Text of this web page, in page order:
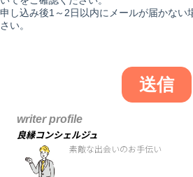
writer profile
良縁コンシェルジュ
素敵な出会いのお手伝い